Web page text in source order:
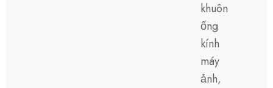
khuôn
ống
kính
máy
ảnh,